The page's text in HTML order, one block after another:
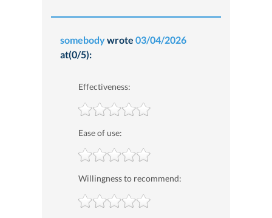
somebodywrote 03/04/2026
at(0/5):
Effectiveness:
Ease of use:
Willingness to recommend: